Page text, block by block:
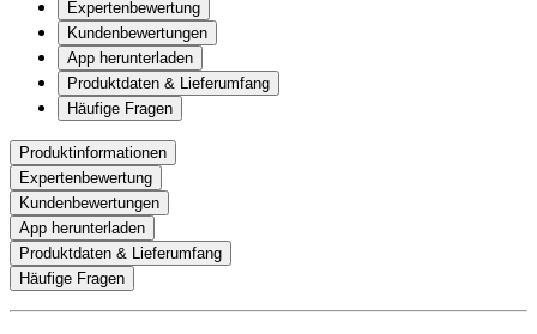
Expertenbewertung
Kundenbewertungen
App herunterladen
Produktdaten & Lieferumfang
Häufige Fragen
Produktinformationen
Expertenbewertung
Kundenbewertungen
App herunterladen
Produktdaten & Lieferumfang
Häufige Fragen